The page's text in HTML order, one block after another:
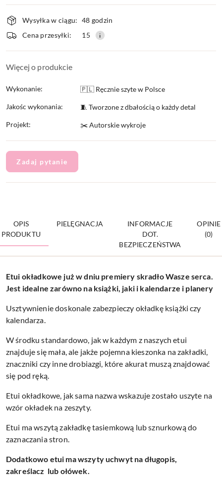
i
dostawa
Wysyłka w ciągu: 48 godzin
Cena przesyłki:
15
Więcej o produkcie
Wykonanie: 🇵🇱 Ręcznie szyte w Polsce
Jakośc wykonania: 🧵 Tworzone z dbałością o każdy detal
Projekt: ✂️ Autorskie wykroje
Zadaj pytanie
OPIS
PRODUKTU
PIELĘGNACJA
INFORMACJE
DOT.
BEZPIECZEŃSTWA
OPINIE
(0)
Etui okładkowe już w dniu premiery skradło Wasze serca.
Jest idealne zarówno na książki, jaki i kalendarze i planery
Usztywnienie doskonale zabezpieczy okładkę książki czy
kalendarza.
W środku standardowo, jak w każdym z naszych etui
znajduje się mała, ale jakże pojemna kieszonka na zakładki,
znaczniki czy inne drobiazgi, które akurat muszą znajdować
się pod ręką.
Etui okładkowe, jak sama nazwa wskazuje zostało uszyte na
wzór okładek na zeszyty.
Etui ma wszytą zakładkę tasiemkową lub sznurkową do
zaznaczania stron.
Dodatkowo etui ma wszyty uchwyt na długopis,
zakreślacz lub ołówek.